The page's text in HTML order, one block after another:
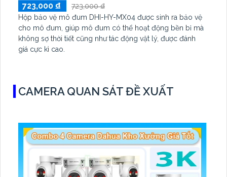
723,000 ₫
723,000 ₫
Hộp bảo vệ mô đum DHI-HY-MX04 được sinh ra bảo vệ
cho mô đum, giúp mô đum có thể hoạt động bền bỉ mà
không sợ thời tiết cũng như tác động vật lý, được đánh
giá cực kì cao.
CAMERA QUAN SÁT ĐỀ XUẤT